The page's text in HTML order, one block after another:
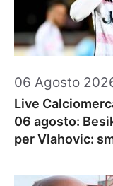
06 Agosto
Live
06 agosto:
per Vlahovic: